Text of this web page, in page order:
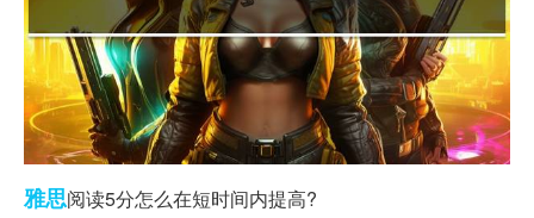
雅思阅读5分怎么在短时间内提高?